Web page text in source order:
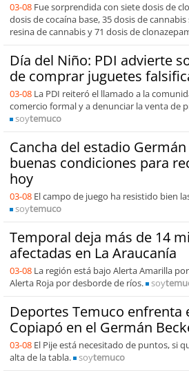
03-08 Fue sorprendida con siete dosis de
dosis de cocaína base, 35 dosis de
resina de cannabis y 71 dosis de
Día del Niño: PDI advierte
de comprar juguetes
03-08 La PDI reiteró el llamado a la
comercio formal y a denunciar la venta de
soytemuco
Cancha del estadio
buenas condiciones para
hoy
03-08 El campo de juego ha resistido bien
soytemuco
Temporal deja más de 14
afectadas en La Araucanía
03-08 La región está bajo Alerta Amarilla
Alerta Roja por desborde de ríos.
soy
Deportes Temuco enfrenta
Copiapó en el Germán
03-08 El Pije está necesitado de puntos, si
alta de la tabla.
soytemuco